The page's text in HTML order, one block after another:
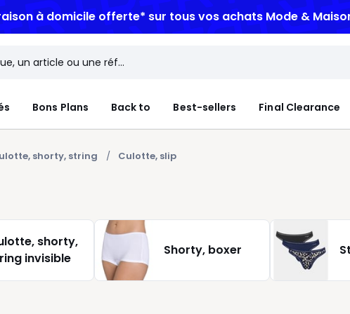
à domicile offerte* sur tous vos achats Mode & Maison
Bons Plans Back to Best-sellers Final Clearance
shorty, string Culotte, slip
shorty,
invisible
Shorty, boxer